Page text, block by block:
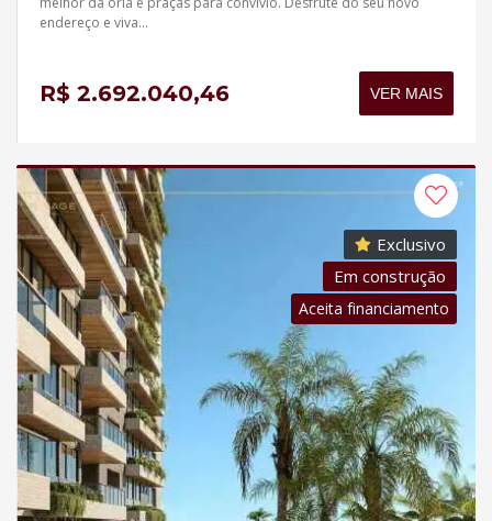
endereço e viva...
R$ 2.692.040,46 VER MAIS
Exclusivo
Em construção
Aceita financiamento